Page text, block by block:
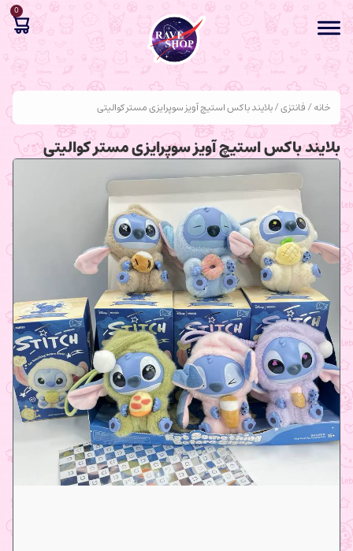
0
خانه/فانتزی/ بلایند باکس استیچ آویز سوپرایزی مستر کوالیتی
بلایند باکس استیچ آویز سوپرایزی مستر کوالیتی